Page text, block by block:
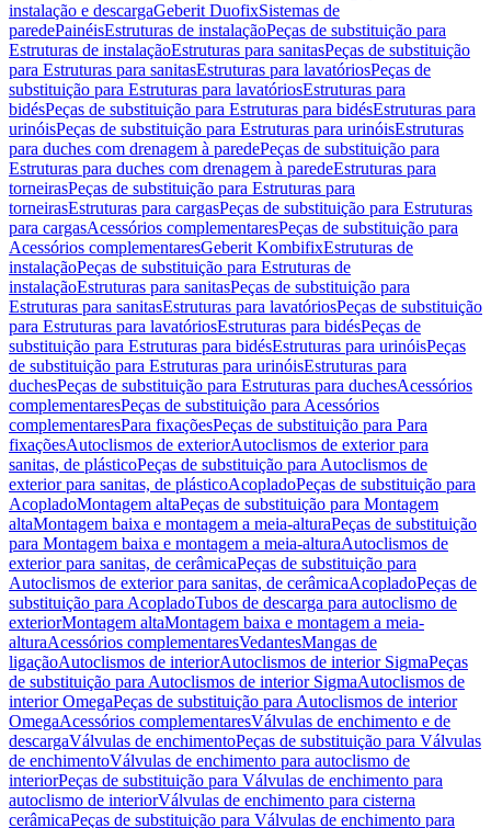
instalação e descargaGeberit DuofixSistemas de
paredePainéisEstruturas de instalaçãoPeças de substituição para
Estruturas de instalaçãoEstruturas para sanitasPeças de substituição
para Estruturas para sanitasEstruturas para lavatóriosPeças de
substituição para Estruturas para lavatóriosEstruturas para
bidésPeças de substituição para Estruturas para bidésEstruturas para
urinóisPeças de substituição para Estruturas para urinóisEstruturas
para duches com drenagem à paredePeças de substituição para
Estruturas para duches com drenagem à paredeEstruturas para
torneirasPeças de substituição para Estruturas para
torneirasEstruturas para cargasPeças de substituição para Estruturas
para cargasAcessórios complementaresPeças de substituição para
Acessórios complementaresGeberit KombifixEstruturas de
instalaçãoPeças de substituição para Estruturas de
instalaçãoEstruturas para sanitasPeças de substituição para
Estruturas para sanitasEstruturas para lavatóriosPeças de substituição
para Estruturas para lavatóriosEstruturas para bidésPeças de
substituição para Estruturas para bidésEstruturas para urinóisPeças
de substituição para Estruturas para urinóisEstruturas para
duchesPeças de substituição para Estruturas para duchesAcessórios
complementaresPeças de substituição para Acessórios
complementaresPara fixaçõesPeças de substituição para Para
fixaçõesAutoclismos de exteriorAutoclismos de exterior para
sanitas, de plásticoPeças de substituição para Autoclismos de
exterior para sanitas, de plásticoAcopladoPeças de substituição para
AcopladoMontagem altaPeças de substituição para Montagem
altaMontagem baixa e montagem a meia-alturaPeças de substituição
para Montagem baixa e montagem a meia-alturaAutoclismos de
exterior para sanitas, de cerâmicaPeças de substituição para
Autoclismos de exterior para sanitas, de cerâmicaAcopladoPeças de
substituição para AcopladoTubos de descarga para autoclismo de
exteriorMontagem altaMontagem baixa e montagem a meia-
alturaAcessórios complementaresVedantesMangas de
ligaçãoAutoclismos de interiorAutoclismos de interior SigmaPeças
de substituição para Autoclismos de interior SigmaAutoclismos de
interior OmegaPeças de substituição para Autoclismos de interior
OmegaAcessórios complementaresVálvulas de enchimento e de
descargaVálvulas de enchimentoPeças de substituição para Válvulas
de enchimentoVálvulas de enchimento para autoclismo de
interiorPeças de substituição para Válvulas de enchimento para
autoclismo de interiorVálvulas de enchimento para cisterna
cerâmicaPeças de substituição para Válvulas de enchimento para